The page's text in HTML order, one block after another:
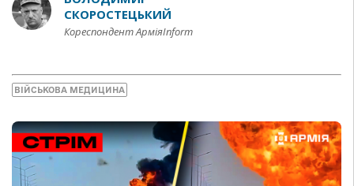
СКОРОСТЕЦЬКИЙ
Кореспондент АрміяInform
ВІЙСЬКОВА МЕДИЦИНА